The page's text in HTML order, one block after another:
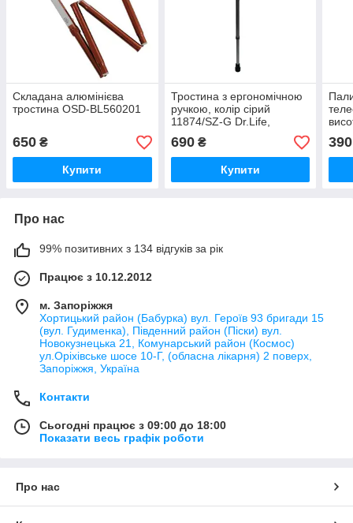
Складана алюмінієва
тростина OSD-BL560201
650 ₴
Купити
Тростина з ергономічною
ручкою, колір сірий
11874/SZ-G Dr.Life,
(Україна)
690₴
Купити
390
Про нас
99% позитивних з 134 відгуків за рік
Працює з 10.12.2012
м. Запоріжжя
Хортицький район (Бабурка) вул. Героїв 93 бригади 15
(вул. Гудименка), Південний район (Піски) вул.
Новокузнецька 21, Комунарський район (Космос)
ул.Оріхівське шосе 10-Г, (обласна лікарня) 2 поверх,
Запоріжжя, Україна
Контакти
Сьогодні працює з 09:00 до 18:00
Показати весь графік роботи
Про нас